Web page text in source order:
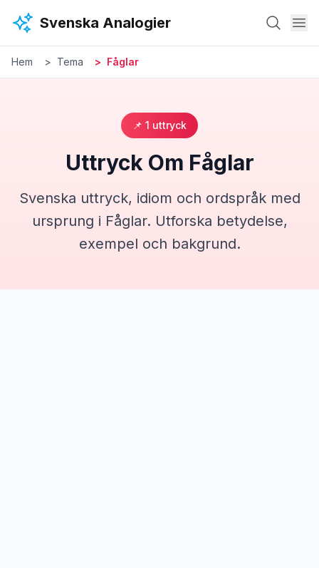
Svenska Analogier
Hem Tema Fåglar
📌 1 uttryck
Uttryck Om Fåglar
Svenska uttryck, idiom och ordspråk med
ursprung i Fåglar. Utforska betydelse,
exempel och bakgrund.